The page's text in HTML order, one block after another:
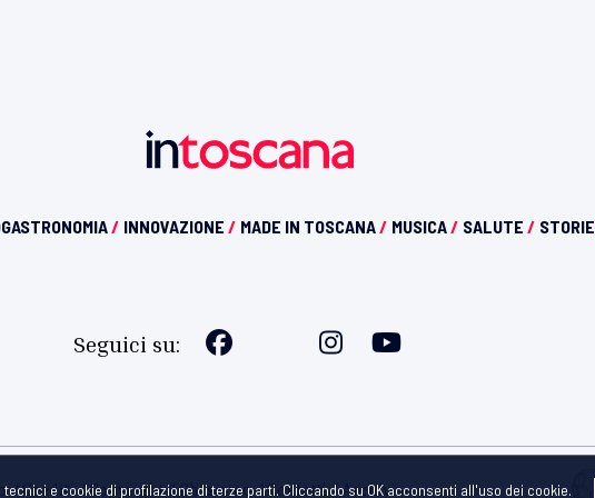
/ INNOVAZIONE / MADE IN TOSCANA/ MUSICA/ SALUTE / STORIE
Seguici su:
Crediti Copyright Chi siamo Contatti Archivio
e cookie di profilazione di terze parti. Cliccando su OK acconsenti all'uso dei cookie.